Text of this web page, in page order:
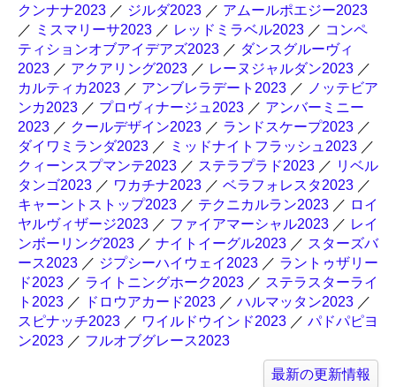
クンナナ2023 ／ ジルダ2023 ／ アムールポエジー2023
／ ミスマリーサ2023 ／ レッドミラベル2023 ／ コンペ
ティションオブアイデアズ2023 ／ ダンスグルーヴィ
2023 ／ アクアリング2023 ／ レーヌジャルダン2023 ／
カルティカ2023 ／ アンブレラデート2023 ／ ノッテビア
ンカ2023 ／ プロヴィナージュ2023 ／ アンバーミニー
2023 ／ クールデザイン2023 ／ ランドスケープ2023 ／
ダイワミランダ2023 ／ ミッドナイトフラッシュ2023 ／
クィーンスプマンテ2023 ／ ステラプラド2023 ／ リベル
タンゴ2023 ／ ワカチナ2023 ／ ベラフォレスタ2023 ／
キャーントストップ2023 ／ テクニカルラン2023 ／ ロイ
ヤルヴィザージ2023 ／ ファイアマーシャル2023 ／ レイ
ンボーリング2023 ／ ナイトイーグル2023 ／ スターズバ
ース2023 ／ ジプシーハイウェイ2023 ／ ラントゥザリー
ド2023 ／ ライトニングホーク2023 ／ ステラスターライ
ト2023 ／ ドロウアカード2023 ／ ハルマッタン2023 ／
スピナッチ2023 ／ ワイルドウインド2023 ／ パドパピヨ
ン2023 ／ フルオブグレース2023
最新の更新情報